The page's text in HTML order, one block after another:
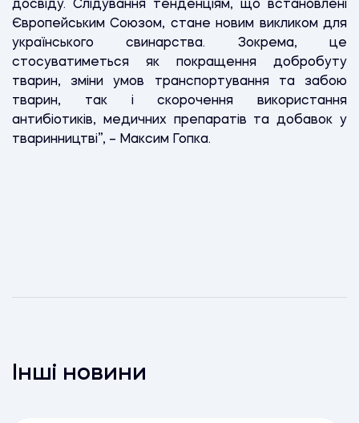
досвіду. Слідування тенденціям, що встановлені
Європейським Союзом, стане новим викликом для
українського свинарства. Зокрема, це
стосуватиметься як покращення добробуту
тварин, зміни умов транспортування та забою
тварин, так і скорочення використання
антибіотиків, медичних препаратів та добавок у
тваринництві”, – Максим Гопка.
Інші новини